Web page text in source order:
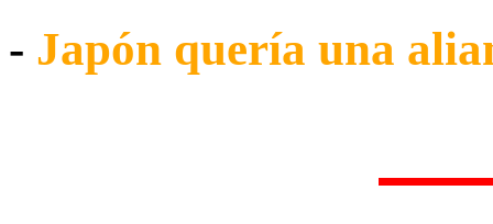
- Japón quería una